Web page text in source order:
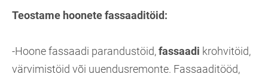
Teostame hoonete fassaaditöid:
-Hoone fassaadi parandustöid,fassaadi krohvitöid,
värvimistöid või uuendusremonte. Fassaaditööd,